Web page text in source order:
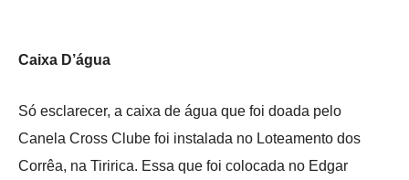
Caixa D’água
Só esclarecer, a caixa de água que foi doada pelo
Canela Cross Clube foi instalada no Loteamento dos
Corrêa, na Tiririca. Essa que foi colocada no Edgar